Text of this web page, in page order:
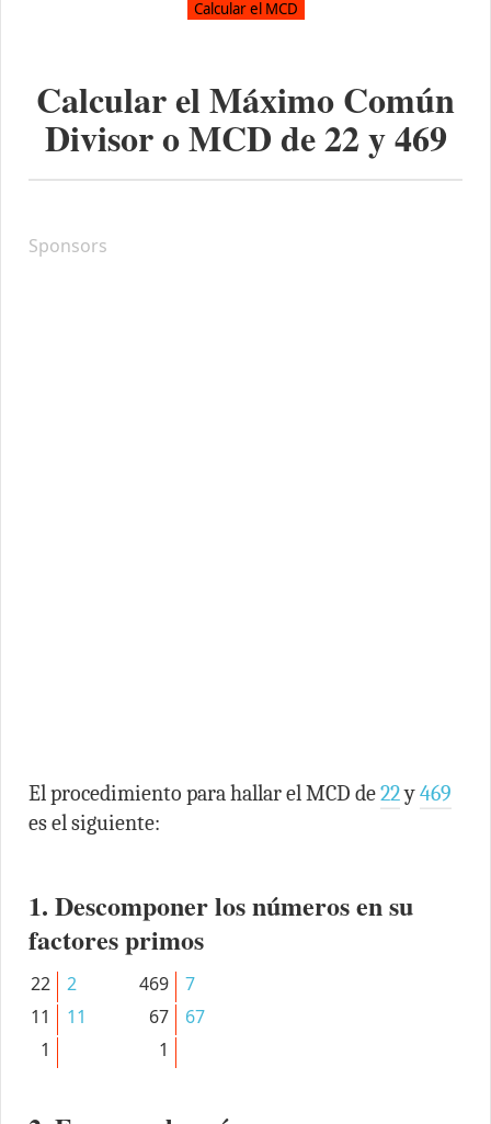
Calcular el Máximo Común
Divisor o MCD de22y469
Sponsors
El procedimiento para hallar el MCD de22y469
es el siguiente:
1. Descomponer los números en su
factores primos
22
2
11
11
1
469
7
67
67
1